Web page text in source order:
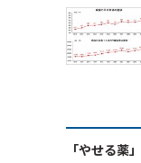
「やせる薬